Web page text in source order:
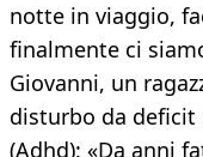
notte in viaggio,
finalmente ci
Giovanni, un
disturbo da
(Adhd): «Da anni